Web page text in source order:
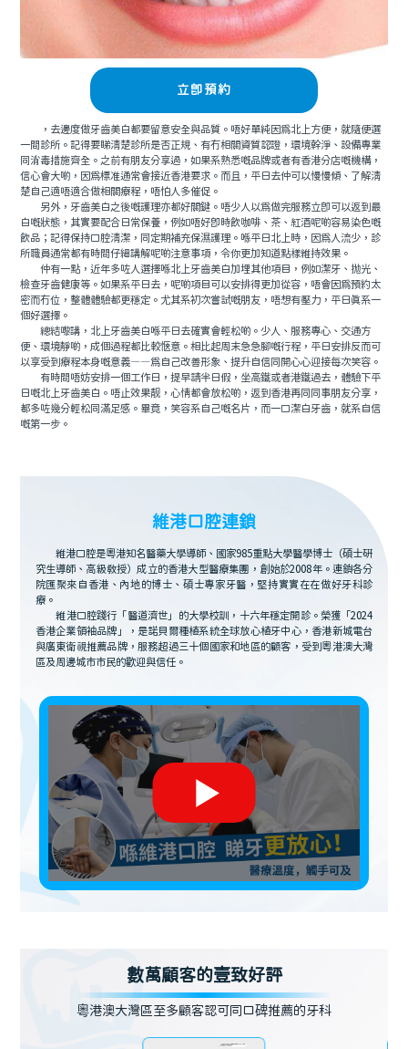
立即預約
，去邊度做牙齒美白都要留意安全與品質。唔好單純因爲北上方便，就隨便選
一間診所。記得要睇清楚診所是否正規、有冇相關資質認證，環境幹淨、設備專業
同消毒措施齊全。之前有朋友分享過，如果系熟悉嘅品牌或者有香港分店嘅機構，
信心會大啲，因爲標准通常會接近香港要求。而且，平日去仲可以慢慢傾、了解清
楚自己適唔適合做相關療程，唔怕人多催促。
另外，牙齒美白之後嘅護理亦都好關鍵。唔少人以爲做完服務立即可以返到最
白嘅狀態，其實要配合日常保養，例如唔好即時飲咖啡、茶、紅酒呢啲容易染色嘅
飲品；記得保持口腔清潔，同定期補充保濕護理。喺平日北上時，因爲人流少，診
所職員通常都有時間仔細講解呢啲注意事項，令你更加知道點樣維持效果。
仲有一點，近年多咗人選擇喺北上牙齒美白加埋其他項目，例如潔牙、抛光、
檢查牙齒健康等。如果系平日去，呢啲項目可以安排得更加從容，唔會因爲預約太
密而冇位，整體體驗都更穩定。尤其系初次嘗試嘅朋友，唔想有壓力，平日真系一
個好選擇。
總結嚟講，北上牙齒美白喺平日去確實會輕松啲。少人、服務專心、交通方
便、環境靜啲，成個過程都比較惬意。相比起周末急急腳嘅行程，平日安排反而可
以享受到療程本身嘅意義——爲自己改善形象、提升自信同開心心迎接每次笑容。
有時間唔妨安排一個工作日，提早請半日假，坐高鐵或者港鐵過去，體驗下平
日嘅北上牙齒美白。唔止效果靓，心情都會放松啲，返到香港再同同事朋友分享，
都多咗幾分輕松同滿足感。畢竟，笑容系自己嘅名片，而一口潔白牙齒，就系自信
嘅第一步。
維港口腔連鎖
維港口腔是粵港知名醫藥大學導師、國家985重點大學醫學博士（碩士研
究生導師、高級教授）成立的香港大型醫療集團，創始於2008年。連鎖各分
院匯聚來自香港、內地的博士、碩士專家牙醫，堅持實實在在做好牙科診
療。
維港口腔踐行「醫道濟世」的大學校訓，十六年穩定開診。榮獲「2024
香港企業領袖品牌」，是諾貝爾種植系統全球放心植牙中心，香港新城電台
與廣東衛視推薦品牌，服務超過三十個國家和地區的顧客，受到粵港澳大灣
區及周邊城市市民的歡迎與信任。
數萬顧客的壹致好評
粵港澳大灣區至多顧客認可同口碑推薦的牙科